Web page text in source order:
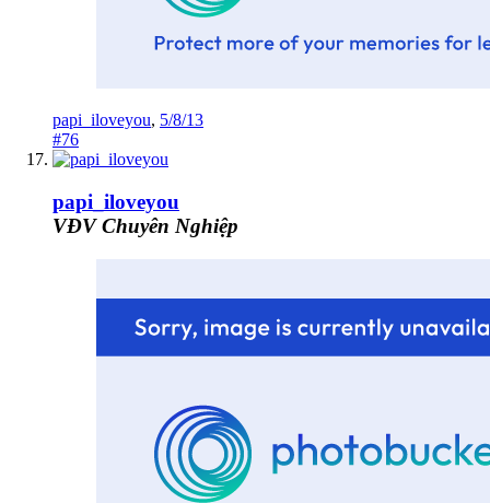
papi_iloveyou, 5/8/13
#76
papi_iloveyou
VĐV Chuyên Nghiệp